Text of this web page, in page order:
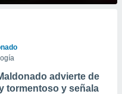
advierte de
tormentoso y señala